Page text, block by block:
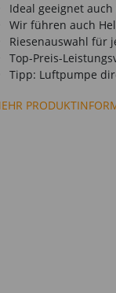
Ideal geeignet
Wir führen auch
Riesenauswahl für
Top-Preis-
Tipp: Luftpumpe